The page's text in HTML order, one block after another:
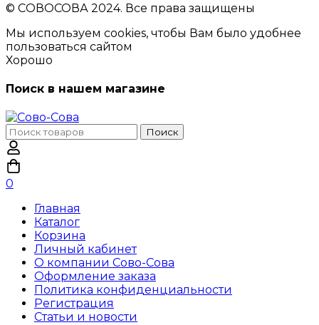
© CОВОСОВА 2024. Все права защищены
Мы используем cookies, чтобы Вам было удобнее
пользоваться сайтом
Хорошо
Поиск в нашем магазине
Поиск
по:
Поиск
0
Главная
Каталог
Корзина
Личный кабинет
О компании Сово-Сова
Оформление заказа
Политика конфиденциальности
Регистрация
Статьи и новости